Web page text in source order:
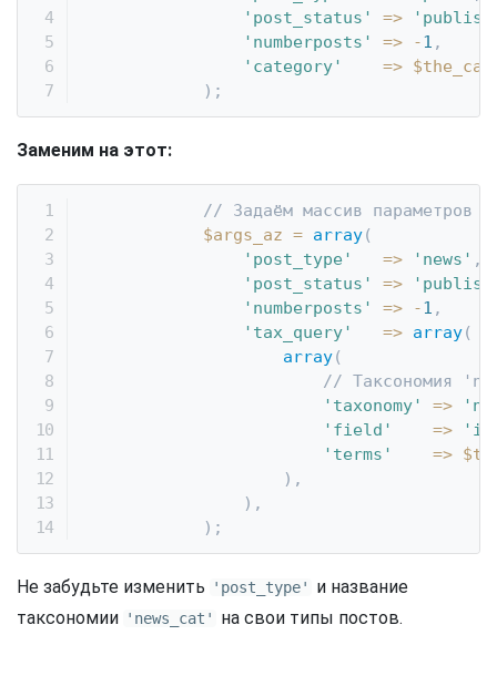
'post_status'
=>
'numberposts'
=> -1 ,
'category'
=>
) ;
Заменим на этот:
// Задаём массив параметров
$args_az = array(
'post_type'
=> 'news' ,
'post_status'
=>
'numberposts'
=> -1 ,
'tax_query'
=> array(
array(
// Таксономия
'taxonomy'
=>
'field'
=>
'terms'
=>
) ,
) ,
) ;
Не забудьте изменить 'post_type'
и название
таксономии 'news_cat' на свои типы постов.